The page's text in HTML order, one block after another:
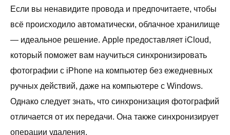
Если вы ненавидите провода и предпочитаете, чтобы
всё происходило автоматически, облачное хранилище
— идеальное решение. Apple предоставляет iCloud,
который поможет вам научиться синхронизировать
фотографии с iPhone на компьютер без ежедневных
ручных действий, даже на компьютере с Windows.
Однако следует знать, что синхронизация фотографий
отличается от их передачи. Она также синхронизирует
операции удаления.